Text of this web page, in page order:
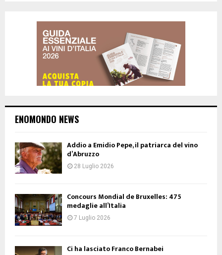
ENOMONDO NEWS
Addio a Emidio Pepe, il patriarca del vino
d’Abruzzo
28 Luglio 2026
Concours Mondial de Bruxelles: 475
medaglie all’Italia
7 Luglio 2026
Ci ha lasciato Franco Bernabei